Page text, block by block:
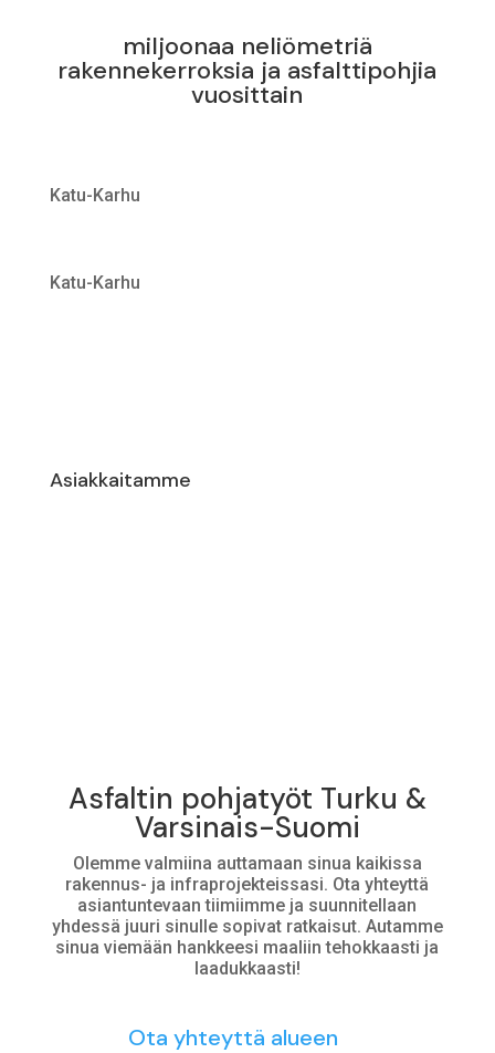
miljoonaa neliömetriä
rakennekerroksia ja asfalttipohjia
vuosittain
Katu-Karhu
Katu-Karhu
Asiakkaitamme
Asfaltin pohjatyöt Turku &
Varsinais-Suomi
Olemme valmiina auttamaan sinua kaikissa
rakennus- ja infraprojekteissasi. Ota yhteyttä
asiantuntevaan tiimiimme ja suunnitellaan
yhdessä juuri sinulle sopivat ratkaisut. Autamme
sinua viemään hankkeesi maaliin tehokkaasti ja
laadukkaasti!
Ota yhteyttä alueen